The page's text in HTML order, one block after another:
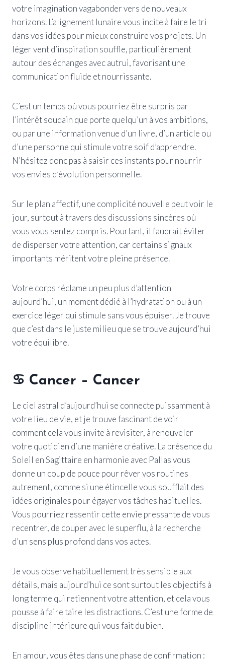
votre imagination vagabonder vers de nouveaux
horizons. L’alignement lunaire vous incite à faire le tri
dans vos idées pour mieux construire vos projets. Un
léger vent d’inspiration souffle, particulièrement
autour des échanges avec autrui, favorisant une
communication fluide et nourrissante.
C’est un temps où vous pourriez être surpris par
l’intérêt soudain que porte quelqu’un à vos ambitions,
ou par une information venue d’un livre, d’un article ou
d’une personne qui stimule votre soif d’apprendre.
N’hésitez donc pas à saisir ces instants pour nourrir
vos envies d’évolution personnelle.
Sur le plan affectif, une complicité nouvelle peut voir le
jour, surtout à travers des discussions sincères où
vous vous sentez compris. Pourtant, il faudrait éviter
de disperser votre attention, car certains signaux
importants méritent votre pleine présence.
Votre corps réclame un peu plus d’attention
aujourd’hui, un moment dédié à l’hydratation ou à un
exercice léger qui stimule sans vous épuiser. Je trouve
que c’est dans le juste milieu que se trouve aujourd’hui
votre équilibre.
♋ Cancer – Cancer
Le ciel astral d’aujourd’hui se connecte puissamment à
votre lieu de vie, et je trouve fascinant de voir
comment cela vous invite à revisiter, à renouveler
votre quotidien d’une manière créative. La présence du
Soleil en Sagittaire en harmonie avec Pallas vous
donne un coup de pouce pour rêver vos routines
autrement, comme si une étincelle vous soufflait des
idées originales pour égayer vos tâches habituelles.
Vous pourriez ressentir cette envie pressante de vous
recentrer, de couper avec le superflu, à la recherche
d’un sens plus profond dans vos actes.
Je vous observe habituellement très sensible aux
détails, mais aujourd’hui ce sont surtout les objectifs à
long terme qui retiennent votre attention, et cela vous
pousse à faire taire les distractions. C’est une forme de
discipline intérieure qui vous fait du bien.
En amour, vous êtes dans une phase de confirmation :